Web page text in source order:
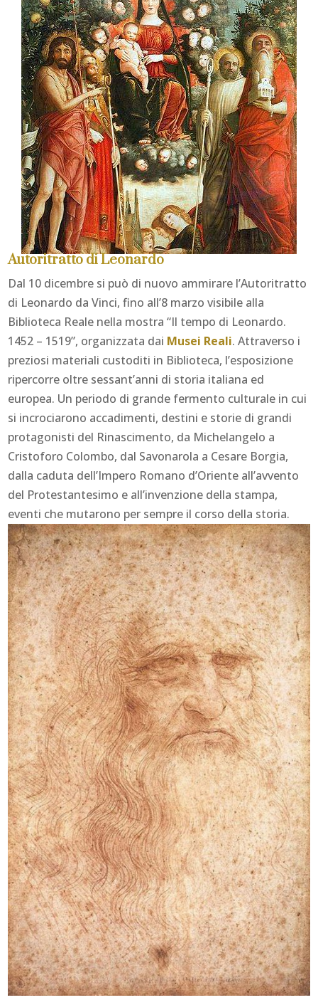
Autoritratto di Leonardo
Dal 10 dicembre si può di nuovo ammirare l’Autoritratto
di Leonardo da Vinci, fino all’8 marzo visibile alla
Biblioteca Reale nella mostra “Il tempo di Leonardo.
1452 – 1519”, organizzata dai Musei Reali. Attraverso i
preziosi materiali custoditi in Biblioteca, l’esposizione
ripercorre oltre sessant’anni di storia italiana ed
europea. Un periodo di grande fermento culturale in cui
si incrociarono accadimenti, destini e storie di grandi
protagonisti del Rinascimento, da Michelangelo a
Cristoforo Colombo, dal Savonarola a Cesare Borgia,
dalla caduta dell’Impero Romano d’Oriente all’avvento
del Protestantesimo e all’invenzione della stampa,
eventi che mutarono per sempre il corso della storia.